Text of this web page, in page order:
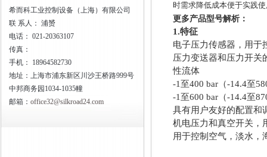
希而科工业控制设备（上海）有限公司
联 系人： 浦赟
电话： 021-20363107
传真：
手机：
18964582730
地址：上海市浦东新区川沙王桥路999号
中邦商务园1034-1035幢
邮箱： office32@silkroad24.com
时需求降低成本便于实践
更多产品型号解析：
1.特征
电子压力传感器，用于
压力变送器和压力开关
性流体
-1至400 bar（-14.4至
-1至600 bar（-14.4至
具有用户友好的配置和
机电压力和真空开关，
用于控制空气，淡水，